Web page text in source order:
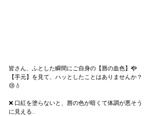
皆さん、ふとした瞬間にご自身の【唇の血色】 や
【手元】を見て、ハッとしたことはありませんか？
😢💧
❌ 口紅を塗らないと、唇の色が暗くて体調が悪そう
に見える…